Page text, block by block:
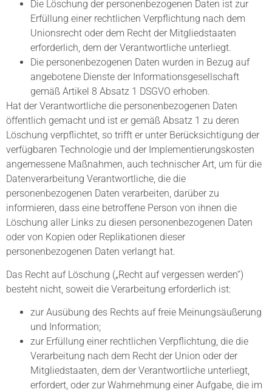
Die Löschung der personenbezogenen Daten ist zur
Erfüllung einer rechtlichen Verpflichtung nach dem
Unionsrecht oder dem Recht der Mitgliedstaaten
erforderlich, dem der Verantwortliche unterliegt.
Die personenbezogenen Daten wurden in Bezug auf
angebotene Dienste der Informationsgesellschaft
gemäß Artikel 8 Absatz 1 DSGVO erhoben.
Hat der Verantwortliche die personenbezogenen Daten
öffentlich gemacht und ist er gemäß Absatz 1 zu deren
Löschung verpflichtet, so trifft er unter Berücksichtigung der
verfügbaren Technologie und der Implementierungskosten
angemessene Maßnahmen, auch technischer Art, um für die
Datenverarbeitung Verantwortliche, die die
personenbezogenen Daten verarbeiten, darüber zu
informieren, dass eine betroffene Person von ihnen die
Löschung aller Links zu diesen personenbezogenen Daten
oder von Kopien oder Replikationen dieser
personenbezogenen Daten verlangt hat.
Das Recht auf Löschung („Recht auf vergessen werden“)
besteht nicht, soweit die Verarbeitung erforderlich ist:
zur Ausübung des Rechts auf freie Meinungsäußerung
und Information;
zur Erfüllung einer rechtlichen Verpflichtung, die die
Verarbeitung nach dem Recht der Union oder der
Mitgliedstaaten, dem der Verantwortliche unterliegt,
erfordert, oder zur Wahrnehmung einer Aufgabe, die im